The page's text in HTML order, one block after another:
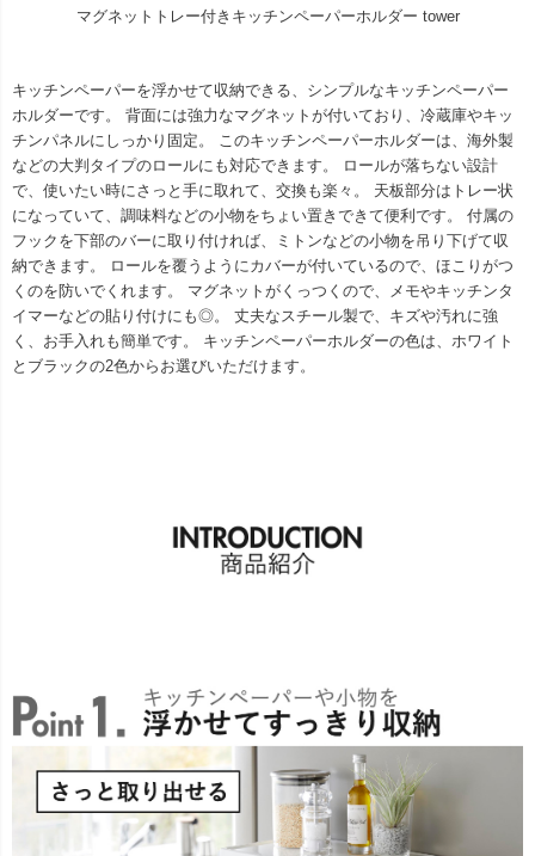
マグネットトレー付きキッチンペーパーホルダー tower
キッチンペーパーを浮かせて収納できる、シンプルなキッチンペーパー
ホルダーです。 背面には強力なマグネットが付いており、冷蔵庫やキッ
チンパネルにしっかり固定。 このキッチンペーパーホルダーは、海外製
などの大判タイプのロールにも対応できます。 ロールが落ちない設計
で、使いたい時にさっと手に取れて、交換も楽々。 天板部分はトレー状
になっていて、調味料などの小物をちょい置きできて便利です。 付属の
フックを下部のバーに取り付ければ、ミトンなどの小物を吊り下げて収
納できます。 ロールを覆うようにカバーが付いているので、ほこりがつ
くのを防いでくれます。 マグネットがくっつくので、メモやキッチンタ
イマーなどの貼り付けにも◎。 丈夫なスチール製で、キズや汚れに強
く、お手入れも簡単です。 キッチンペーパーホルダーの色は、ホワイト
とブラックの2色からお選びいただけます。